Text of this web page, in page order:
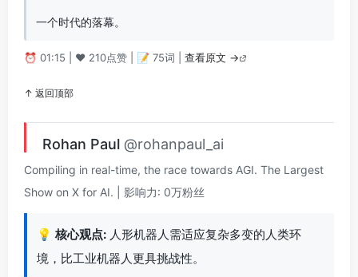
一个时代的落幕。
⏰ 01:15 | ❤️ 210点赞 | 📝 75词 | 查看原文 →
↑ 返回顶部
Rohan Paul @rohanpaul_ai
Compiling in real-time, the race towards AGI. The Largest
Show on X for AI. | 影响力: 0万粉丝
💡 核心观点: 人形机器人需适应复杂多变的人类环
境，比工业机器人更具挑战性。